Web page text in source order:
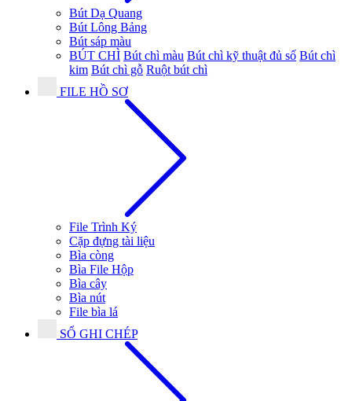
Bút Dạ Quang
Bút Lông Bảng
Bút sáp màu
BÚT CHÌ Bút chì màu Bút chì kỹ thuật đủ số Bút chì
kim Bút chì gỗ Ruột bút chì
FILE HỒ SƠ
File Trình Ký
Cặp đựng tài liệu
Bìa còng
Bìa File Hộp
Bìa cây
Bìa nút
File bìa lá
SỔ GHI CHÉP